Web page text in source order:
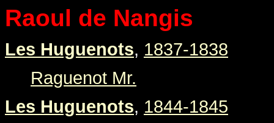
Raoul de Nangis
Les Huguenots, 1837-1838
Raguenot Mr.
Les Huguenots, 1844-1845